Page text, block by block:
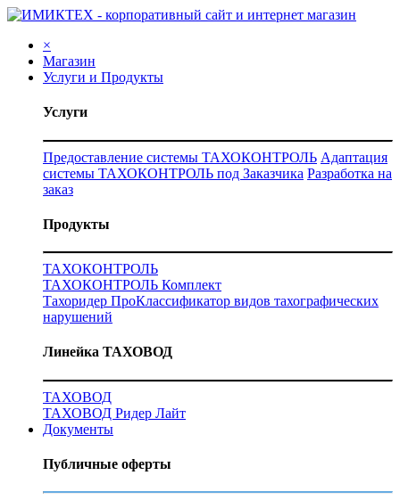
×
Магазин
Услуги и Продукты
Услуги
Предоставление системы ТАХОКОНТРОЛЬ Адаптация
системы ТАХОКОНТРОЛЬ под Заказчика Разработка на
заказ
Продукты
ТАХОКОНТРОЛЬ
ТАХОКОНТРОЛЬ Комплект
Тахоридер ПроКлассификатор видов тахографических
нарушений
Линейка ТАХОВОД
ТАХОВОД
ТАХОВОД Ридер Лайт
Документы
Публичные оферты